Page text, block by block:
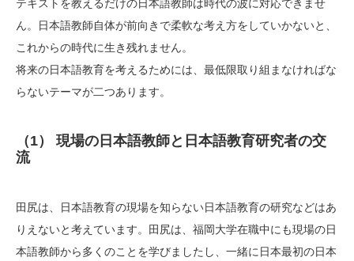
テキストを教えるだけの日本語教師は時代の波に対応できませ
ん。日本語教師自体が前向きで柔軟な考え方をしていかないと、
これからの時代に生き残れません。
将来の日本語教育を考えるためには、最低限取り組まなければな
らないテーマが二つあります。
（1） 現場の日本語教師と日本語教育研究者の交
流
田尻は、日本語教育の現場を知らない日本語教育の研究などはあ
りえないと考えています。田尻は、福岡大学在職中にも現場の日
本語教師から多くのことを学びましたし、一緒に日本最初の日本